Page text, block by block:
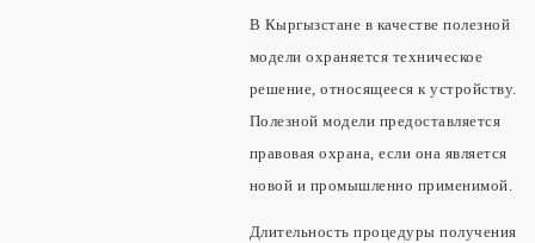
В Кыргызстане в качестве полезной
модели охраняется техническое
решение, относящееся к устройству.
Полезной модели предоставляется
правовая охрана, если она является
новой и промышленно применимой.
Длительность процедуры получения